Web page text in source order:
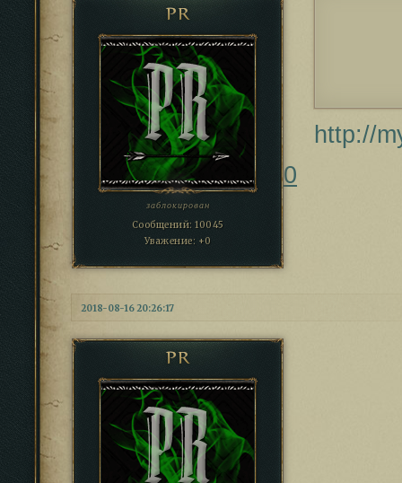
PR
заблокирован
Сообщений: 10045
Уважение: +0
http://
0
2018-08-16 20:26:17
PR